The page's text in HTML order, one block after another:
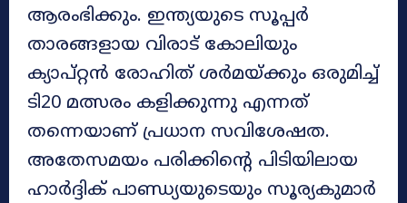
ആരംഭിക്കും. ഇന്ത്യയുടെ സൂപ്പർ
താരങ്ങളായ വിരാട് കോലിയും
ക്യാപ്റ്റൻ രോഹിത് ശർമയ്ക്കും ഒരുമിച്ച്
ടി20 മത്സരം കളിക്കുന്നു എന്നത്
തന്നെയാണ് പ്രധാന സവിശേഷത.
അതേസമയം പരിക്കിന്റെ പിടിയിലായ
ഹാര്‍ദ്ദിക് പാണ്ഡ്യയുടെയും സൂര്യകുമാര്‍